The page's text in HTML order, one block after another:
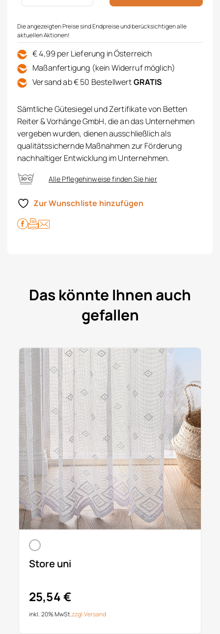
Die angezeigten Preise sind Endpreise und berücksichtigen alle
aktuellen Aktionen!
€ 4,99 per Lieferung in Österreich
Maßanfertigung (kein Widerruf möglich)
Versand ab € 50 BestellwertGRATIS
Sämtliche Gütesiegel und Zertifikate von Betten
Reiter & Vorhänge GmbH, die an das Unternehmen
vergeben wurden, dienen ausschließlich als
qualitätssichernde Maßnahmen zur Förderung
nachhaltiger Entwicklung im Unternehmen.
Alle Pflegehinweise finden Sie hier
Zur Wunschliste hinzufügen
Das könnte Ihnen auch
gefallen
Store uni
25,54 €
inkl. 20% MwSt.zzgl.Versand